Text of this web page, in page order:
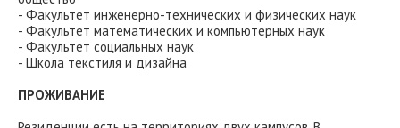
- Факультет инженерно-технических и физических наук
- Факультет математических и компьютерных наук
- Факультет социальных наук
- Школа текстиля и дизайна
ПРОЖИВАНИЕ